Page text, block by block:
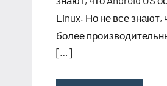
Linux. Но не все знают,
более
[…]